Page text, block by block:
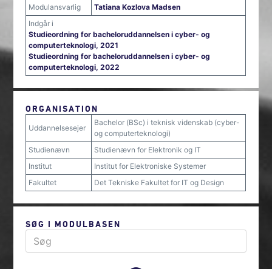
Modulansvarlig
Tatiana Kozlova Madsen
Indgår i
Studieordning for bacheloruddannelsen i cyber- og
computerteknologi, 2021
Studieordning for bacheloruddannelsen i cyber- og
computerteknologi, 2022
ORGANISATION
Uddannelsesejer
Bachelor (BSc) i teknisk videnskab (cyber-
og computerteknologi)
Studienævn
Studienævn for Elektronik og IT
Institut
Institut for Elektroniske Systemer
Fakultet
Det Tekniske Fakultet for IT og Design
SØG I MODULBASEN